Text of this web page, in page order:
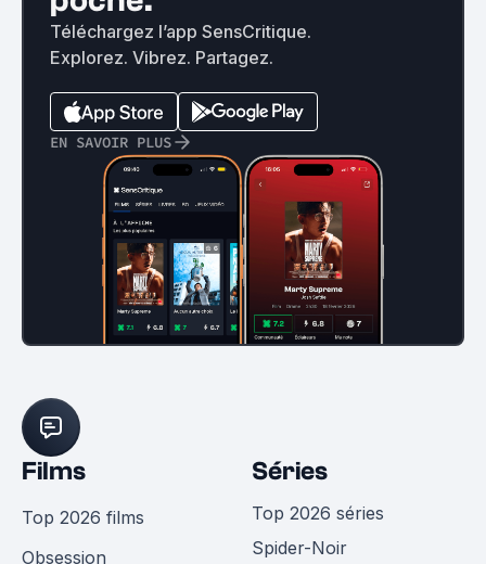
Téléchargez l’app SensCritique.
Explorez. Vibrez. Partagez.
EN SAVOIR PLUS
Films
Top 2026 films
Obsession
Séries
Top 2026 séries
Spider-Noir